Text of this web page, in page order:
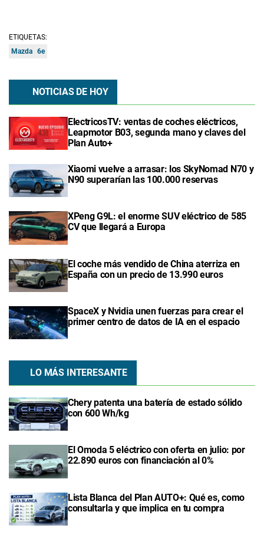
ETIQUETAS:
Mazda 6e
NOTICIAS DE HOY
ElectricosTV: ventas de coches eléctricos,
Leapmotor B03, segunda mano y claves del
Plan Auto+
Xiaomi vuelve a arrasar: los SkyNomad N70 y
N90 superarían las 100.000 reservas
XPeng G9L: el enorme SUV eléctrico de 585
CV que llegará a Europa
El coche más vendido de China aterriza en
España con un precio de 13.990 euros
SpaceX y Nvidia unen fuerzas para crear el
primer centro de datos de IA en el espacio
LO MÁS INTERESANTE
Chery patenta una batería de estado sólido
con 600 Wh/kg
El Omoda 5 eléctrico con oferta en julio: por
22.890 euros con financiación al 0%
Lista Blanca del Plan AUTO+: Qué es, como
consultarla y que implica en tu compra